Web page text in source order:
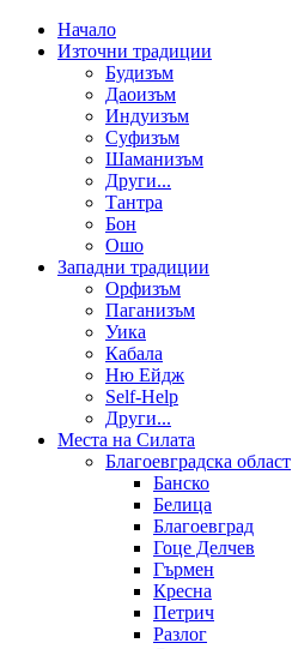
Начало
Източни традиции
Будизъм
Даоизъм
Индуизъм
Суфизъм
Шаманизъм
Други...
Тантра
Бон
Ошо
Западни традиции
Орфизъм
Паганизъм
Уика
Кабала
Ню Ейдж
Self-Help
Други...
Места на Силата
Благоевградска област
Банско
Белица
Благоевград
Гоце Делчев
Гърмен
Кресна
Петрич
Разлог